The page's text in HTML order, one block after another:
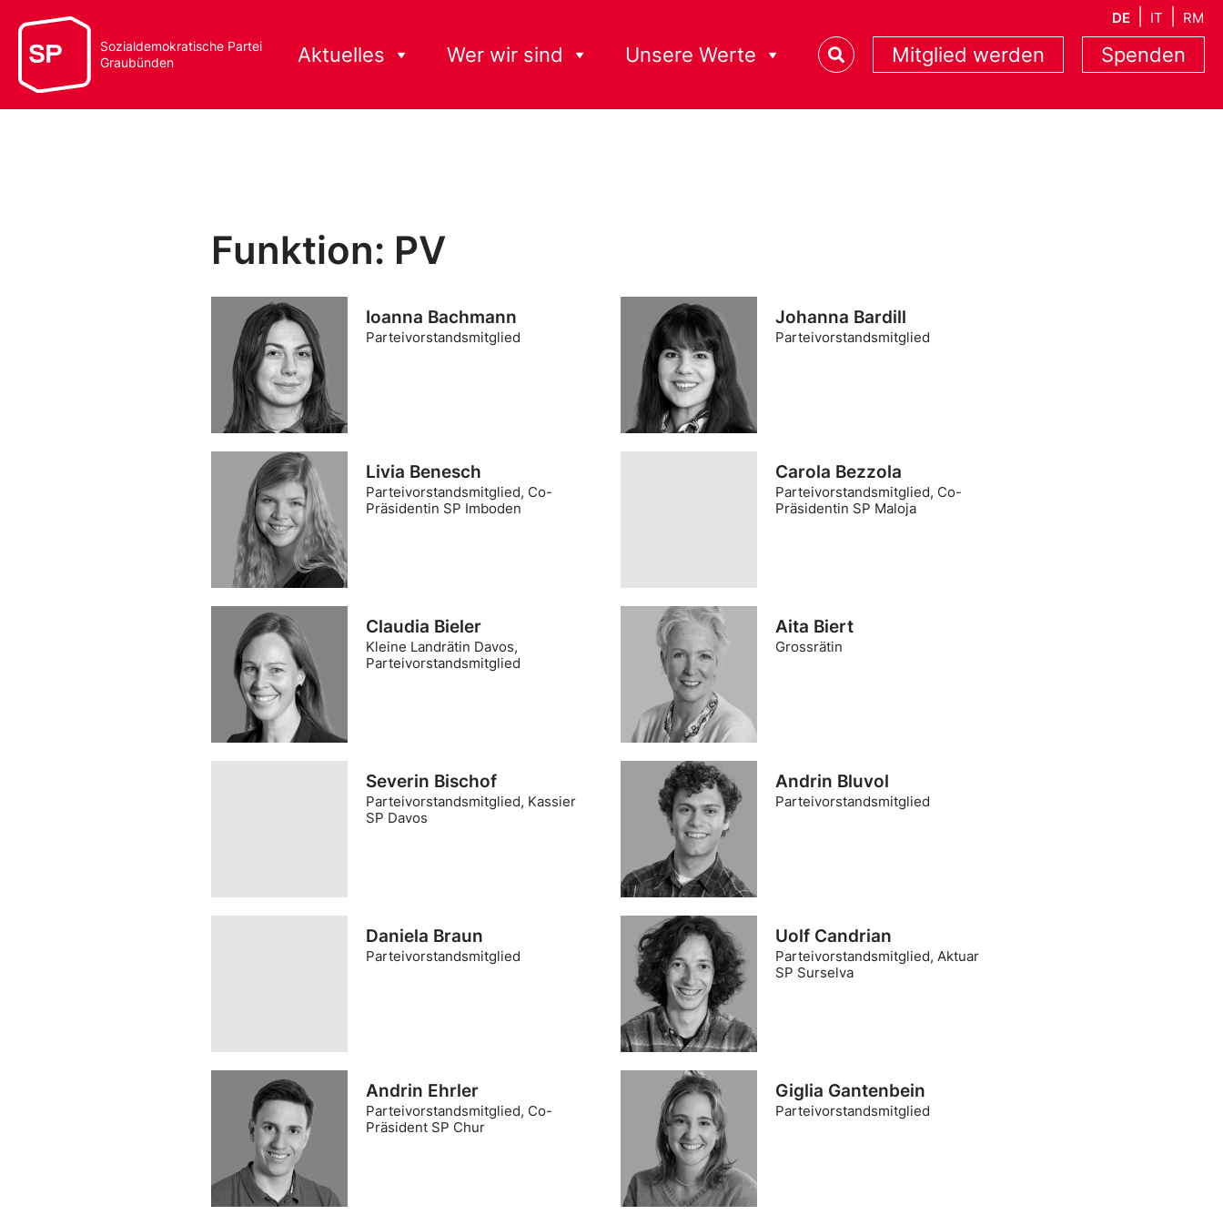
DE IT RM
Sozialdemokratische Partei
Graubünden
Aktuelles Wer wir sind Unsere Werte Mitglied werden Spenden
Funktion: PV
Ioanna Bachmann
Parteivorstandsmitglied
Johanna Bardill
Parteivorstandsmitglied
Livia Benesch
Parteivorstandsmitglied, Co-
Präsidentin SP Imboden
Carola Bezzola
Parteivorstandsmitglied, Co-
Präsidentin SP Maloja
Claudia Bieler
Kleine Landrätin Davos,
Parteivorstandsmitglied
Aita Biert
Grossrätin
Severin Bischof
Parteivorstandsmitglied, Kassier
SP Davos
Andrin Bluvol
Parteivorstandsmitglied
Daniela Braun
Parteivorstandsmitglied
Uolf Candrian
Parteivorstandsmitglied, Aktuar
SP Surselva
Andrin Ehrler
Parteivorstandsmitglied, Co-
Präsident SP Chur
Giglia Gantenbein
Parteivorstandsmitglied